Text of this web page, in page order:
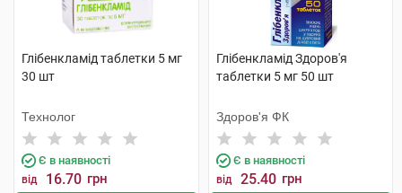
Глібенкламід таблетки 5 мг
30 шт
Технолог
Є в наявності
від 16.70 грн
Глібенкламід Здоров'я
таблетки 5 мг 50 шт
Здоров'я ФК
Є в наявності
від 25.40 грн